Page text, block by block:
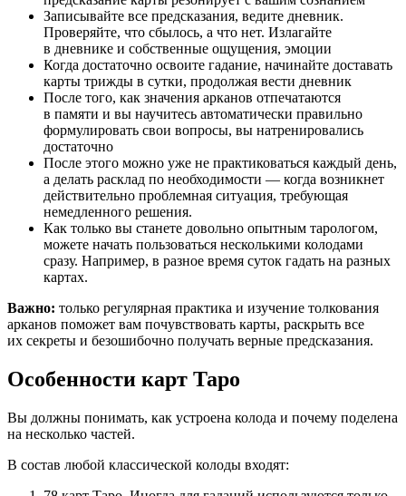
Записывайте все предсказания, ведите дневник.
Проверяйте, что сбылось, а что нет. Излагайте
в дневнике и собственные ощущения, эмоции
Когда достаточно освоите гадание, начинайте доставать
карты трижды в сутки, продолжая вести дневник
После того, как значения арканов отпечатаются
в памяти и вы научитесь автоматически правильно
формулировать свои вопросы, вы натренировались
достаточно
После этого можно уже не практиковаться каждый день,
а делать расклад по необходимости — когда возникнет
действительно проблемная ситуация, требующая
немедленного решения.
Как только вы станете довольно опытным тарологом,
можете начать пользоваться несколькими колодами
сразу. Например, в разное время суток гадать на разных
картах.
Важно: только регулярная практика и изучение толкования
арканов поможет вам почувствовать карты, раскрыть все
их секреты и безошибочно получать верные предсказания.
Особенности карт Таро
Вы должны понимать, как устроена колода и почему поделена
на несколько частей.
В состав любой классической колоды входят: